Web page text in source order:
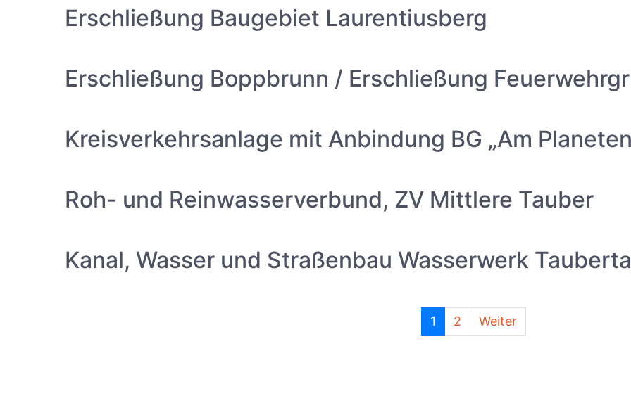
Erschließung Baugebiet Laurentiusberg
Erschließung Boppbrunn / Erschließung
Kreisverkehrsanlage mit Anbindung BG „Am
Roh- und Reinwasserverbund, ZV Mittlere Tauber
Kanal, Wasser und Straßenbau Wasserwerk
1 2 Weiter